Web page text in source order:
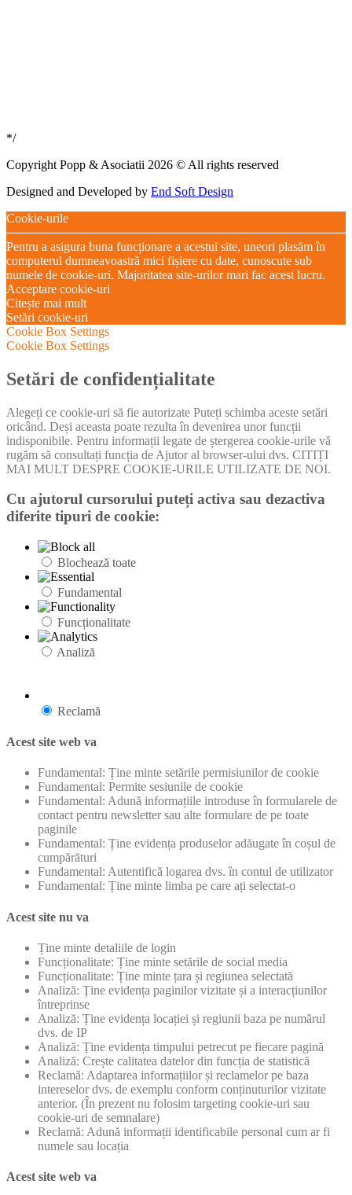
*/
Copyright Popp & Asociatii 2026 © All rights reserved
Designed and Developed by End Soft Design
Cookie-urile
Pentru a asigura buna funcționare a acestui site, uneori plasăm în
computerul dumneavoastră mici fișiere cu date, cunoscute sub
numele de cookie-uri. Majoritatea site-urilor mari fac acest lucru.
Acceptare cookie-uri
Citește mai mult
Setări cookie-uri
Cookie Box Settings
Cookie Box Settings
Setări de confidențialitate
Alegeți ce cookie-uri să fie autorizate Puteți schimba aceste setări
oricând. Deși aceasta poate rezulta în devenirea unor funcții
indisponibile. Pentru informații legate de ștergerea cookie-urile vă
rugăm să consultați funcția de Ajutor al browser-ului dvs. CITIȚI
MAI MULT DESPRE COOKIE-URILE UTILIZATE DE NOI.
Cu ajutorul cursorului puteți activa sau dezactiva
diferite tipuri de cookie:
Blochează toate
Fundamental
Funcționalitate
Analiză
Reclamă
Acest site web va
Fundamental: Ține minte setările permisiunilor de cookie
Fundamental: Permite sesiunile de cookie
Fundamental: Adună informațiile introduse în formularele de
contact pentru newsletter sau alte formulare de pe toate
paginile
Fundamental: Ține evidența produselor adăugate în coșul de
cumpărături
Fundamental: Autentifică logarea dvs. în contul de utilizator
Fundamental: Ține minte limba pe care ați selectat-o
Acest site nu va
Ține minte detaliile de login
Funcționalitate: Ține minte setările de social media
Funcționalitate: Ține minte țara și regiunea selectată
Analiză: Ține evidența paginilor vizitate și a interacțiunilor
întreprinse
Analiză: Ține evidența locației și regiunii baza pe numărul
dvs. de IP
Analiză: Ține evidența timpului petrecut pe fiecare pagină
Analiză: Crește calitatea datelor din funcția de statistică
Reclamă: Adaptarea informațiilor și reclamelor pe baza
intereselor dvs. de exemplu conform conținuturilor vizitate
anterior. (În prezent nu folosim targeting cookie-uri sau
cookie-uri de semnalare)
Reclamă: Adună informații identificabile personal cum ar fi
numele sau locația
Acest site web va